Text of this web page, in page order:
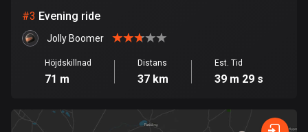
99 rutter
Bosnien och Hercegovina
Botswana
#3 Evening ride
Jolly Boomer
Höjdskillnad
71 m
Distans
37 km
Est. Tid
39 m 29 s